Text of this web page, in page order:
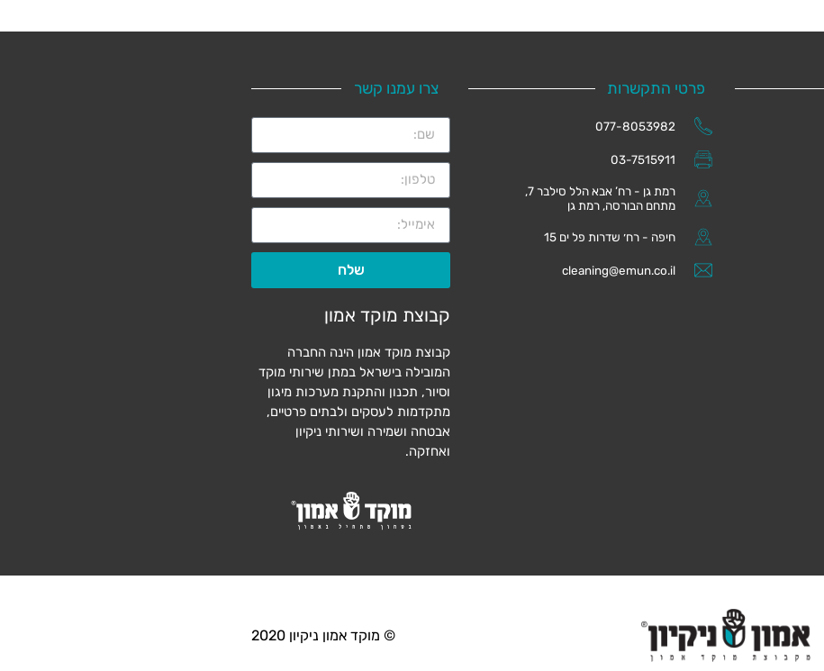
פרטי התקשרות
077-8053982
03-7515911
רמת גן - רח’ אבא הלל סילבר 7,
מתחם הבורסה, רמת גן
חיפה - רח׳ שדרות פל ים 15
cleaning@emun.co.il
צרו עמנו קשר
שלח
קבוצת מוקד אמון
קבוצת מוקד אמון הינה החברה
המובילה בישראל במתן שירותי מוקד
וסיור, תכנון והתקנת מערכות מיגון
מתקדמות לעסקים ולבתים פרטיים,
אבטחה ושמירה ושירותי ניקיון
ואחזקה.
© מוקד אמון ניקיון 2020